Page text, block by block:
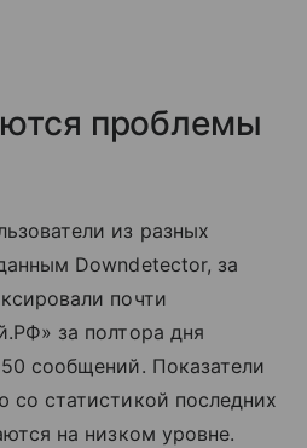
проблемы
из разных
Downdetector, за
почти
за полтора дня
сообщений. Показатели
со статистикой последних
на низком уровне.